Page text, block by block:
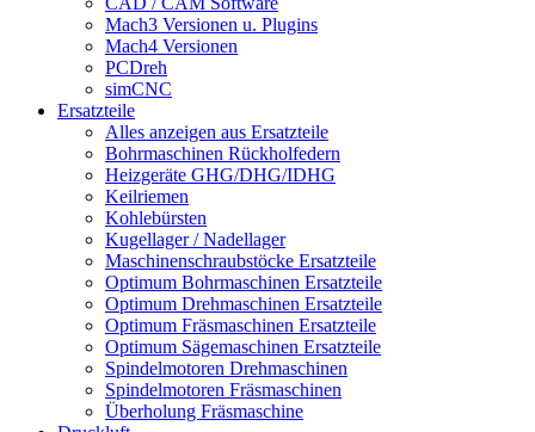
Mach3 Versionen u. Plugins
Mach4 Versionen
PCDreh
simCNC
Ersatzteile
Alles anzeigen aus Ersatzteile
Bohrmaschinen Rückholfedern
Heizgeräte GHG/DHG/IDHG
Keilriemen
Kohlebürsten
Kugellager / Nadellager
Maschinenschraubstöcke Ersatzteile
Optimum Bohrmaschinen Ersatzteile
Optimum Drehmaschinen Ersatzteile
Optimum Fräsmaschinen Ersatzteile
Optimum Sägemaschinen Ersatzteile
Spindelmotoren Drehmaschinen
Spindelmotoren Fräsmaschinen
Überholung Fräsmaschine